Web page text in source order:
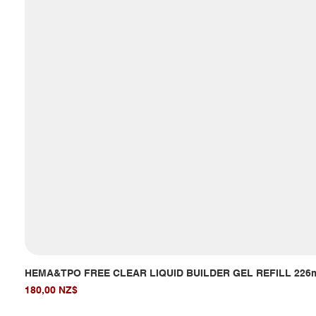
HEMA&TPO FREE CLEAR LIQUID BUILDER GEL REFILL
Giá
180,00 NZ$